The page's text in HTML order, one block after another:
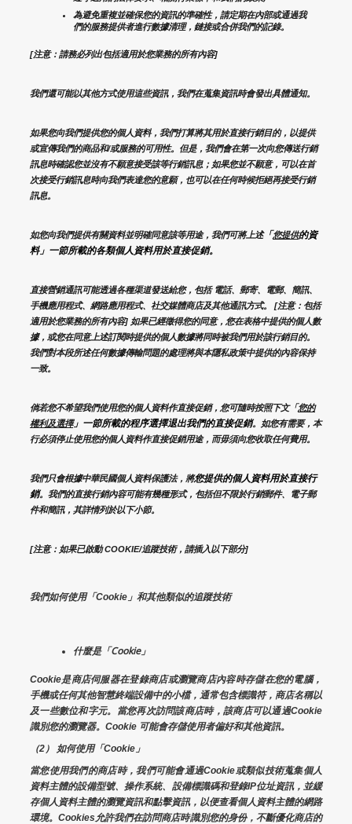
為避免重複並確保您的資訊的準確性，請定期在內部或通過我
們的服務提供者進行數據清理，鏈接或合併我們的記錄。
[注意：請務必列出包括適用於您業務的所有內容]
我們還可能以其他方式使用這些資訊，我們在蒐集資訊時會發出具體通知。
如果您向我們提供您的個人資料，我們打算將其用於直接行銷目的，以提供
或宣傳我們的商品和/或服務的可用性。但是，我們會在第一次向您傳送行銷
訊息時確認您並沒有不願意接受該等行銷訊息；如果您並不願意，可以在首
次接受行銷訊息時向我們表達您的意願，也可以在任何時候拒絕再接受行銷
訊息。
如您向我們提供有關資料並明確同意該等用途，我們可將上述「您提供的資
料」一節所載的各類個人資料用於直接促銷。
直接營銷通訊可能透過各種渠道發送給您，包括 電話、郵寄、電郵、簡訊、
手機應用程式、網路應用程式、社交媒體商店及其他通訊方式。 [注意：包括
適用於您業務的所有內容] 如果已經徵得您的同意，您在表格中提供的個人數
據，或您在同意上述訂閱時提供的個人數據將同時被我們用於該行銷目的。
我們對本段所述任何數據傳輸問題的處理將與本隱私政策中提供的內容保持
一致。
倘若您不希望我們使用您的個人資料作直接促銷，您可隨時按照下文「您的
權利及選擇」一節所載的程序選擇退出我們的直接促銷。如您有需要，本
行必須停止使用您的個人資料作直接促銷用途，而毋須向您收取任何費用。
我們只會根據中華民國個人資料保護法，將您提供的個人資料用於直接行
銷。我們的直接行銷內容可能有幾種形式，包括但不限於行銷郵件、電子郵
件和簡訊，其詳情列於以下小節。
[注意：如果已啟動 COOKIE/追蹤技術，請插入以下部分]
我們如何使用「Cookie」和其他類似的追蹤技術
什麼是「Cookie」
Cookie是商店伺服器在登錄商店或瀏覽商店內容時存儲在您的電腦，
手機或任何其他智慧終端設備中的小檔，通常包含標識符，商店名稱以
及一些數位和字元。當您再次訪問該商店時，該商店可以通過Cookie
識別您的瀏覽器。Cookie 可能會存儲使用者偏好和其他資訊。
（2） 如何使用「Cookie」
當您使用我們的商店時，我們可能會通過Cookie或類似技術蒐集個人
資料主體的設備型號、操作系統、設備標識碼和登錄IP位址資訊，並緩
存個人資料主體的瀏覽資訊和點擊資訊，以便查看個人資料主體的網路
環境。Cookies允許我們在訪問商店時識別您的身份，不斷優化商店的